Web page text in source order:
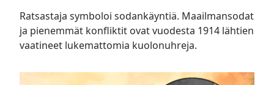
Ratsastaja symboloi sodankäyntiä. Maailmansodat
ja pienemmät konfliktit ovat vuodesta 1914 lähtien
vaatineet lukemattomia kuolonuhreja.